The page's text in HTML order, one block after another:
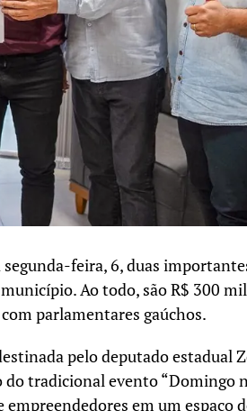
feira, 6, duas
Ao todo, são R$ 300
parlamentares gaúchos.
pelo deputado estadual
do tradicional evento “Domingo
em um espaço